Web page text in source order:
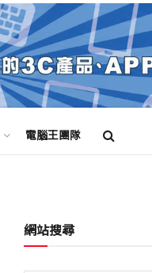
電腦王團隊
網站搜尋